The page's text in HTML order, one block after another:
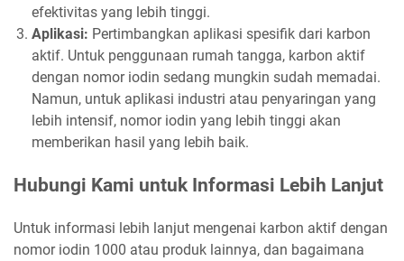
efektivitas yang lebih tinggi.
Aplikasi: Pertimbangkan aplikasi spesifik dari karbon
aktif. Untuk penggunaan rumah tangga, karbon aktif
dengan nomor iodin sedang mungkin sudah memadai.
Namun, untuk aplikasi industri atau penyaringan yang
lebih intensif, nomor iodin yang lebih tinggi akan
memberikan hasil yang lebih baik.
Hubungi Kami untuk Informasi Lebih Lanjut
Untuk informasi lebih lanjut mengenai karbon aktif dengan
nomor iodin 1000 atau produk lainnya, dan bagaimana